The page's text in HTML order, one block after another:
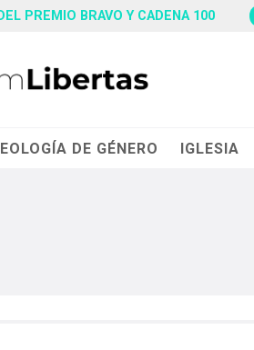
PREMIO BRAVO Y CADENA 100
DE GÉNERO IGLESIA